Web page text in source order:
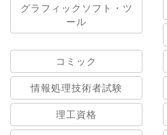
グラフィックソフト・ツ
ール
コミック
情報処理技術者試験
理工資格